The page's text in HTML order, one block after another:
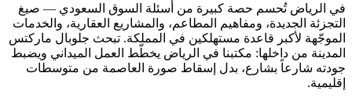
في الرياض تُحسم حصة كبيرة من أسئلة السوق السعودي — صيغ
التجزئة الجديدة، ومفاهيم المطاعم، والمشاريع العقارية، والخدمات
الموجّهة لأكبر قاعدة مستهلكين في المملكة. تبحث جلوبال ماركتس
المدينة من داخلها: مكتبنا في الرياض يخطّط العمل الميداني ويضبط
جودته شارعاً بشارع، بدل إسقاط صورة العاصمة من متوسطات
إقليمية.